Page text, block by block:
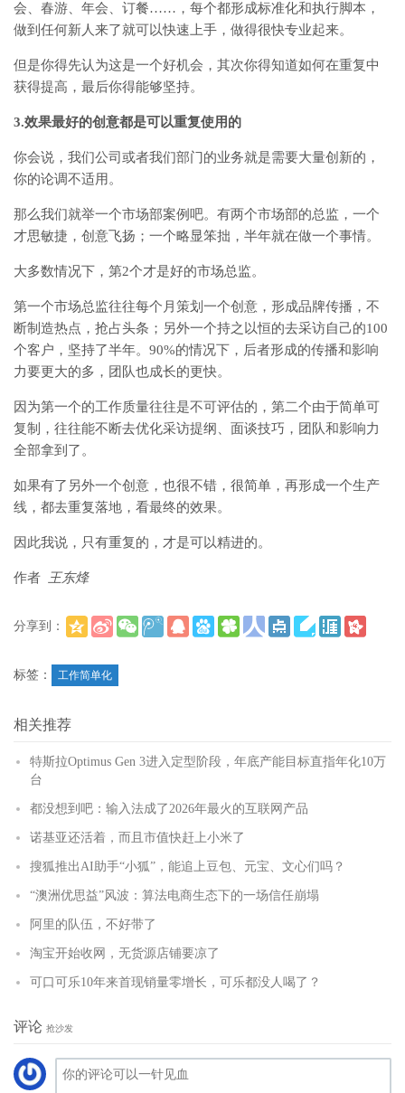
会、春游、年会、订餐……，每个都形成标准化和执行脚本，
做到任何新人来了就可以快速上手，做得很快专业起来。
但是你得先认为这是一个好机会，其次你得知道如何在重复中
获得提高，最后你得能够坚持。
3.效果最好的创意都是可以重复使用的
你会说，我们公司或者我们部门的业务就是需要大量创新的，
你的论调不适用。
那么我们就举一个市场部案例吧。有两个市场部的总监，一个
才思敏捷，创意飞扬；一个略显笨拙，半年就在做一个事情。
大多数情况下，第2个才是好的市场总监。
第一个市场总监往往每个月策划一个创意，形成品牌传播，不
断制造热点，抢占头条；另外一个持之以恒的去采访自己的100
个客户，坚持了半年。90%的情况下，后者形成的传播和影响
力要更大的多，团队也成长的更快。
因为第一个的工作质量往往是不可评估的，第二个由于简单可
复制，往往能不断去优化采访提纲、面谈技巧，团队和影响力
全部拿到了。
如果有了另外一个创意，也很不错，很简单，再形成一个生产
线，都去重复落地，看最终的效果。
因此我说，只有重复的，才是可以精进的。
作者 王东烽
分享到：
标签：
工作简单化
相关推荐
特斯拉Optimus Gen 3进入定型阶段，年底产能目标直指年化10万
台
都没想到吧：输入法成了2026年最火的互联网产品
诺基亚还活着，而且市值快赶上小米了
搜狐推出AI助手“小狐”，能追上豆包、元宝、文心们吗？
“澳洲优思益”风波：算法电商生态下的一场信任崩塌
阿里的队伍，不好带了
淘宝开始收网，无货源店铺要凉了
可口可乐10年来首现销量零增长，可乐都没人喝了？
评论 抢沙发